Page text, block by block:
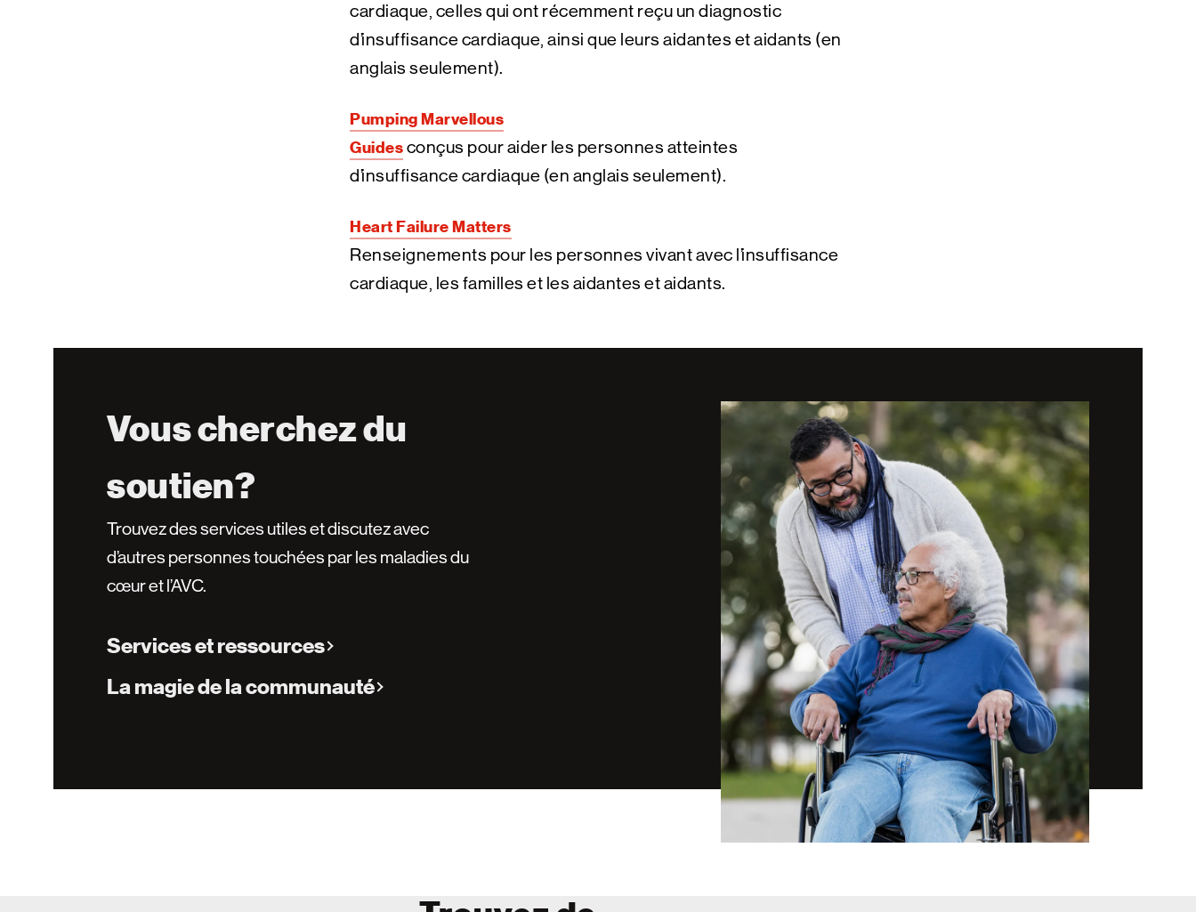
cardiaque, celles qui ont récemment reçu un diagnostic
d’insuffisance cardiaque, ainsi que leurs aidantes et aidants (en
anglais seulement).
Pumping Marvellous
Guidesconçus pour aider les personnes atteintes
d’insuffisance cardiaque (en anglais seulement).
Heart Failure Matters
Renseignements pour les personnes vivant avec l’insuffisance
cardiaque, les familles et les aidantes et aidants.
Vous cherchez du
soutien?
Trouvez des services utiles et discutez avec
d’autres personnes touchées par les maladies du
cœur et l’AVC.
Services et ressources
La magie de la communauté